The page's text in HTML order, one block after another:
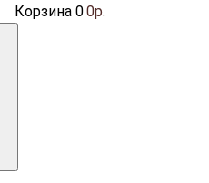
Корзина 00р.